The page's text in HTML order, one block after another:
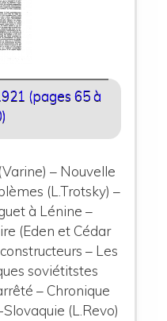
(pages 65 à
– Nouvelle
(L.Trotsky) –
à Lénine –
(Eden et Cédar
– Les
soviétitstes
– Chronique
(L.Revo)